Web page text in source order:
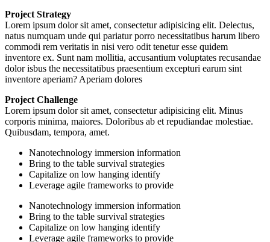
Project Strategy
Lorem ipsum dolor sit amet, consectetur adipisicing elit. Delectus,
natus numquam unde qui pariatur porro necessitatibus harum libero
commodi rem veritatis in nisi vero odit tenetur esse quidem
inventore ex. Sunt nam mollitia, accusantium voluptates recusandae
dolor isbus the necessitatibus praesentium excepturi earum sint
inventore aperiam? Aperiam dolores
Project Challenge
Lorem ipsum dolor sit amet, consectetur adipisicing elit. Minus
corporis minima, maiores. Doloribus ab et repudiandae molestiae.
Quibusdam, tempora, amet.
Nanotechnology immersion information
Bring to the table survival strategies
Capitalize on low hanging identify
Leverage agile frameworks to provide
Nanotechnology immersion information
Bring to the table survival strategies
Capitalize on low hanging identify
Leverage agile frameworks to provide